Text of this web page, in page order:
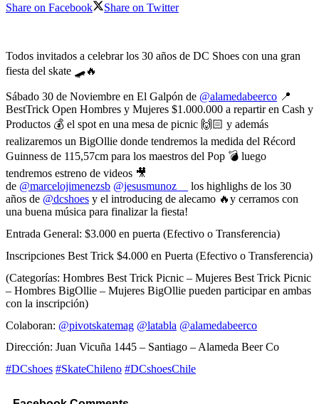
Share on Facebook
Share on Twitter
Todos invitados a celebrar los 30 años de DC Shoes con una gran
fiesta del skate 🛹🔥
Sábado 30 de Noviembre en El Galpón de @alamedabeerco 📍
BestTrick Open Hombres y Mujeres $1.000.000 a repartir en Cash y
Productos 💰 el spot en una mesa de picnic 🙌🏻 y además
realizaremos un BigOllie donde tendremos la medida del Récord
Guinness de 115,57cm para los maestros del Pop 💣 luego
tendremos estreno de videos 🎥
de @marcelojimenezsb @jesusmunoz__
los highlighs de los 30
años de @dcshoes y el introducing de alecamo 🔥y cerramos con
una buena música para finalizar la fiesta!
Entrada General: $3.000 en puerta (Efectivo o Transferencia)
Inscripciones Best Trick $4.000 en Puerta (Efectivo o Transferencia)
(Categorías: Hombres Best Trick Picnic – Mujeres Best Trick Picnic
– Hombres BigOllie – Mujeres BigOllie pueden participar en ambas
con la inscripción)
Colaboran: @pivotskatemag @latabla @alamedabeerco
Dirección: Juan Vicuña 1445 – Santiago – Alameda Beer Co
#DCshoes #SkateChileno #DCshoesChile